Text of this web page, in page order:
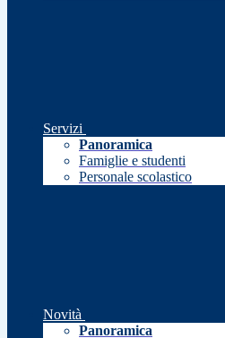
Servizi
Panoramica
Famiglie e studenti
Personale scolastico
Novità
Panoramica